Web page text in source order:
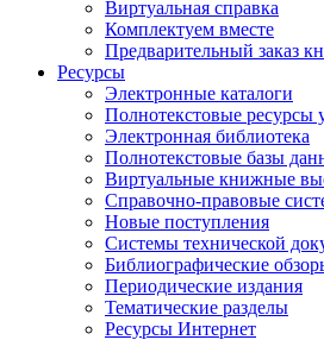
Виртуальная справка
Комплектуем вместе
Предварительный заказ
Ресурсы
Электронные каталоги
Полнотекстовые ресурсы
Электронная библиотека
Полнотекстовые базы
Виртуальные книжные
Справочно-правовые
Новые поступления
Cистемы технической
Библиографические
Периодические издания
Тематические разделы
Ресурсы Интернет